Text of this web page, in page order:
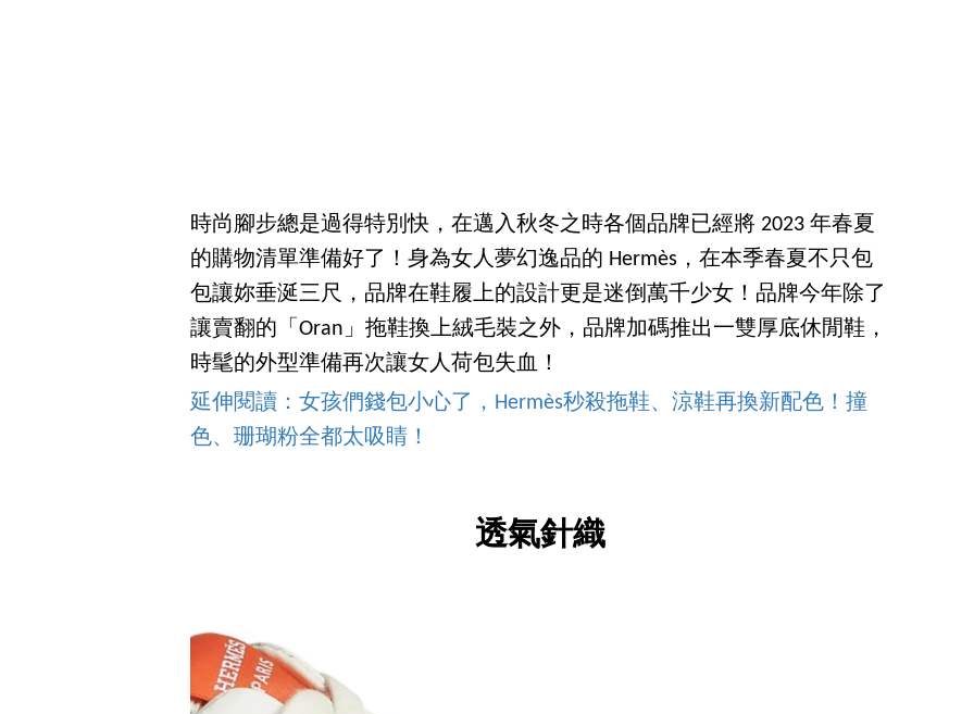
時尚腳步總是過得特別快，在邁入秋冬之時各個品牌已經將 2023 年春夏
的購物清單準備好了！身為女人夢幻逸品的 Hermès，在本季春夏不只包
包讓妳垂涎三尺，品牌在鞋履上的設計更是迷倒萬千少女！品牌今年除了
讓賣翻的「Oran」拖鞋換上絨毛裝之外，品牌加碼推出一雙厚底休閒鞋，
時髦的外型準備再次讓女人荷包失血！
延伸閱讀：女孩們錢包小心了，Hermès秒殺拖鞋、涼鞋再換新配色！撞
色、珊瑚粉全都太吸睛！
透氣針織